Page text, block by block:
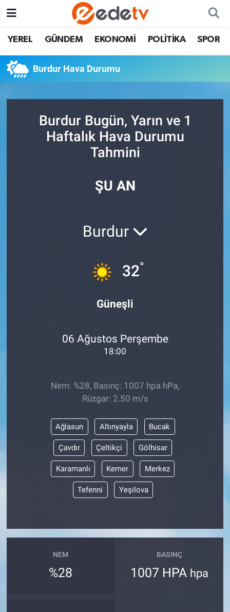
YEREL GÜNDEM EKONOMİ POLİTİKA SPOR
Burdur Hava Durumu
Burdur Bugün, Yarın ve 1
Haftalık Hava Durumu
Tahmini
ŞU AN
Burdur
32°
Güneşli
06 Ağustos Perşembe
18:00
Nem: %28, Basınç: 1007 hpa hPa,
Rüzgar: 2.50 m/s
Ağlasun Altınyayla Bucak
Çavdır Çeltikçi Gölhisar
Karamanlı Kemer Merkez
Tefenni Yeşilova
NEM
%28
BASINÇ
1007 HPA hpa